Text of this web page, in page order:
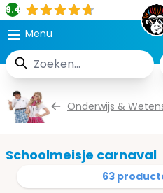
9.4
Menu
Onderwijs &
Schoolmeisje carnaval
63